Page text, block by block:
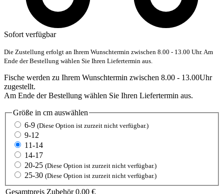
Sofort verfügbar
Die Zustellung erfolgt an Ihrem Wunschtermin zwischen 8.00 - 13.00 Uhr. Am
Ende der Bestellung wählen Sie Ihren Liefertermin aus.
Fische werden zu Ihrem Wunschtermin zwischen 8.00 - 13.00Uhr
zugestellt.
Am Ende der Bestellung wählen Sie Ihren Liefertermin aus.
Größe in cm auswählen
6-9 (Diese Option ist zurzeit nicht verfügbar.)
9-12
11-14
14-17
20-25 (Diese Option ist zurzeit nicht verfügbar.)
25-30 (Diese Option ist zurzeit nicht verfügbar.)
Gesamtpreis Zubehör 0,00 €